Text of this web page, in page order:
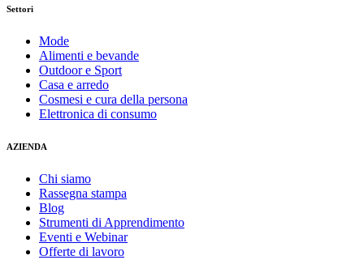
Settori
Mode
Alimenti e bevande
Outdoor e Sport
Casa e arredo
Cosmesi e cura della persona
Elettronica di consumo
AZIENDA
Chi siamo
Rassegna stampa
Blog
Strumenti di Apprendimento
Eventi e Webinar
Offerte di lavoro